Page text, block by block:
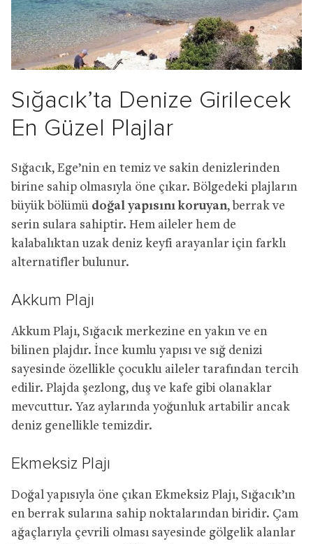
Sığacık’ta Denize Girilecek
En Güzel Plajlar
Sığacık, Ege’nin en temiz ve sakin denizlerinden
birine sahip olmasıyla öne çıkar. Bölgedeki plajların
büyük bölümü doğal yapısını koruyan, berrak ve
serin sulara sahiptir. Hem aileler hem de
kalabalıktan uzak deniz keyfi arayanlar için farklı
alternatifler bulunur.
Akkum Plajı
Akkum Plajı, Sığacık merkezine en yakın ve en
bilinen plajdır. İnce kumlu yapısı ve sığ denizi
sayesinde özellikle çocuklu aileler tarafından tercih
edilir. Plajda şezlong, duş ve kafe gibi olanaklar
mevcuttur. Yaz aylarında yoğunluk artabilir ancak
deniz genellikle temizdir.
Ekmeksiz Plajı
Doğal yapısıyla öne çıkan Ekmeksiz Plajı, Sığacık’ın
en berrak sularına sahip noktalarından biridir. Çam
ağaçlarıyla çevrili olması sayesinde gölgelik alanlar